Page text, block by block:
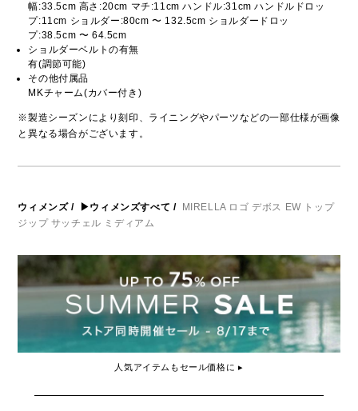
幅:33.5cm 高さ:20cm マチ:11cm ハンドル:31cm ハンドルドロッ
プ:11cm ショルダー:80cm 〜 132.5cm ショルダードロッ
プ:38.5cm 〜 64.5cm
ショルダーベルトの有無
有(調節可能)
その他付属品
MKチャーム(カバー付き)
※製造シーズンにより刻印、ライニングやパーツなどの一部仕様が画像
と異なる場合がございます。
ウィメンズ/ ▶ウィメンズすべて /
MIRELLA ロゴ デボス EW トップ
ジップ サッチェル ミディアム
人気アイテムもセール価格に ▸